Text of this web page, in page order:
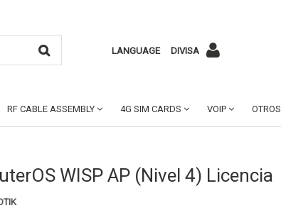
LANGUAGE DIVISA
RF CABLE ASSEMBLY 4G SIM CARDS VOIP OTROS
WISP AP (Nivel 4) Licencia